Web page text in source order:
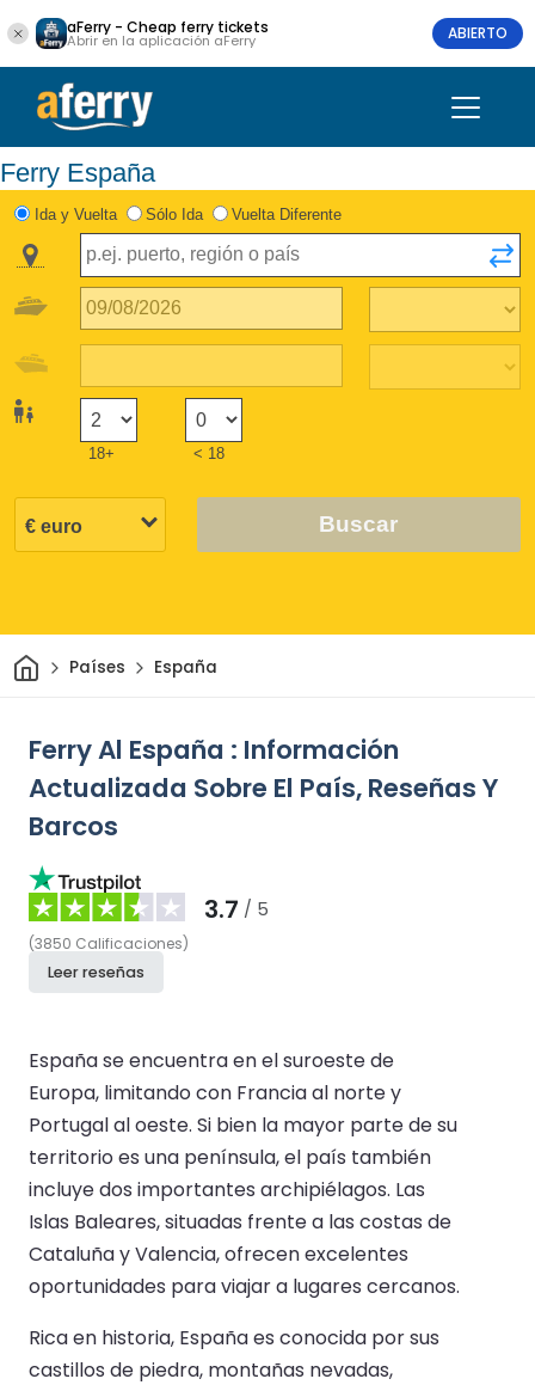
aFerry - Cheap ferry tickets
Abrir en la aplicación aFerry ABIERTO
Ferry España
Ida y Vuelta Sólo Ida Vuelta Diferente
18+ < 18
Buscar
InicioPaíses España
Ferry Al España : Información
Actualizada Sobre El País, Reseñas Y
Barcos
3.7 / 5
(3850 Calificaciones)
Leer reseñas
España se encuentra en el suroeste de
Europa, limitando con Francia al norte y
Portugal al oeste. Si bien la mayor parte de su
territorio es una península, el país también
incluye dos importantes archipiélagos. Las
Islas Baleares, situadas frente a las costas de
Cataluña y Valencia, ofrecen excelentes
oportunidades para viajar a lugares cercanos.
Rica en historia, España es conocida por sus
castillos de piedra, montañas nevadas,